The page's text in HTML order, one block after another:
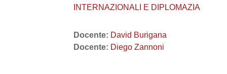
INTERNAZIONALI E DIPLOMAZIA
Docente: David Burigana
Docente: Diego Zannoni